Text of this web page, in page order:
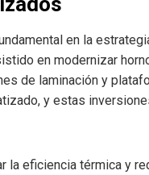
en la
en modernizar
de laminación y
y estas
la eficiencia térmica y